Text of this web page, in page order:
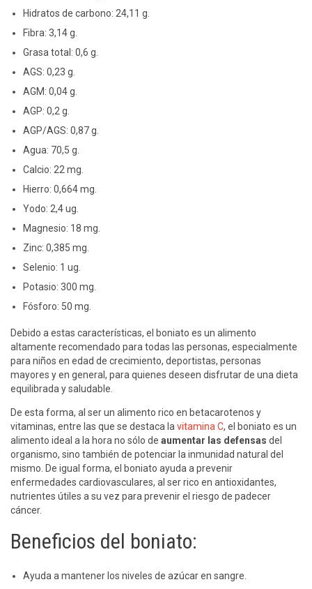
Hidratos de carbono: 24,11 g.
Fibra: 3,14 g.
Grasa total: 0,6 g.
AGS: 0,23 g.
AGM: 0,04 g.
AGP: 0,2 g.
AGP/AGS: 0,87 g.
Agua: 70,5 g.
Calcio: 22 mg.
Hierro: 0,664 mg.
Yodo: 2,4 ug.
Magnesio: 18 mg.
Zinc: 0,385 mg.
Selenio: 1 ug.
Potasio: 300 mg.
Fósforo: 50 mg.
Debido a estas características, el boniato es un alimento
altamente recomendado para todas las personas, especialmente
para niños en edad de crecimiento, deportistas, personas
mayores y en general, para quienes deseen disfrutar de una dieta
equilibrada y saludable.
De esta forma, al ser un alimento rico en betacarotenos y
vitaminas, entre las que se destaca la vitamina C, el boniato es un
alimento ideal a la hora no sólo de aumentar las defensas del
organismo, sino también de potenciar la inmunidad natural del
mismo. De igual forma, el boniato ayuda a prevenir
enfermedades cardiovasculares, al ser rico en antioxidantes,
nutrientes útiles a su vez para prevenir el riesgo de padecer
cáncer.
Beneficios del boniato:
Ayuda a mantener los niveles de azúcar en sangre.